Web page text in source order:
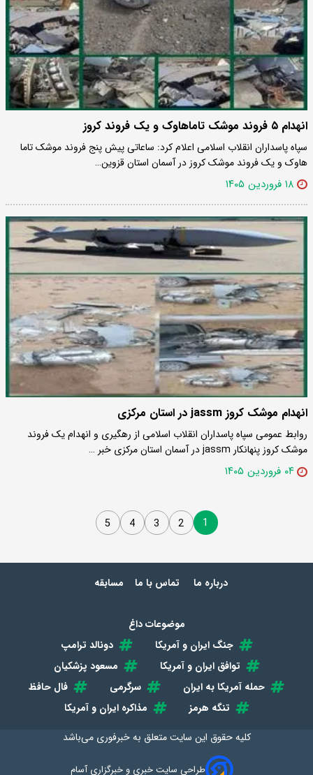
انهدام ۵ فروند موشک تاماهاوک و یک فروند کروز
سپاه پاسداران انقلاب اسلامی اعلام کرد: ساعاتی پیش پنج فروند موشک تاما
هاوک و یک فروند موشک کروز در آسمان استان قزوین…
۱۸ فروردین ۱۴۰۵
انهدام موشک کروز jassm در استان مرکزی
روابط عمومی سپاه پاسداران انقلاب اسلامی از رهگیری و انهدام یک فروند
موشک کروز پنهانکار jassm در آسمان استان مرکزی خبر …
۰۴ فروردین ۱۴۰۵
1
2
3
4
5
درباره ما تماس با ما مسابقه
موضوعات داغ
جنگ ایران و آمریکا
دونالد ترامپ
توافق ایران و آمریکا
مسعود پزشکیان
حمله آمریکا به ایران
سرگرمی
فال حافظ
تنگه هرمز
مذاکره ایران و آمریکا
کلیه حقوق این سایت متعلق بهخبرفوری می‌باشد
طراحی سایت خبری و خبرگزاری آسام